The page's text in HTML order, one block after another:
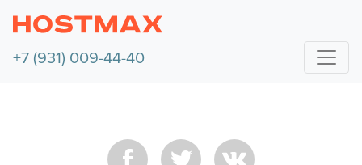
+7 (931) 009-44-40